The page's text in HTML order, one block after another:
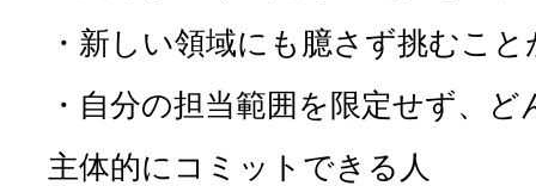
・新しい領域にも臆さず挑むこ
・自分の担当範囲を限定せず、
主体的にコミットできる人